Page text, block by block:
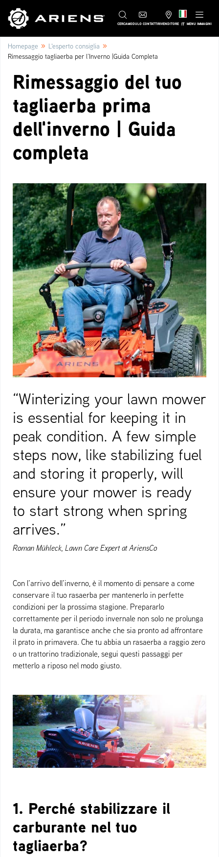
CERCAMODULO CONTATTIRIVENDITORE IT MENU IMMAGINI
Homepage » L'esperto consiglia »
Rimessaggio tagliaerba per l’Inverno |Guida Completa
Rimessaggio del tuo
tagliaerba prima
dell'inverno | Guida
completa
“Winterizing your lawn mower
is essential for keeping it in
peak condition. A few simple
steps now, like stabilizing fuel
and storing it properly, will
ensure your mower is ready
to start strong when spring
arrives.”
Roman Mühleck, Lawn Care Expert at AriensCo
Con l’arrivo dell’inverno, è il momento di pensare a come
conservare il tuo rasaerba per mantenerlo in perfette
condizioni per la prossima stagione. Prepararlo
correttamente per il periodo invernale non solo ne prolunga
la durata, ma garantisce anche che sia pronto ad affrontare
il prato in primavera. Che tu abbia un rasaerba a raggio zero
o un trattorino tradizionale, segui questi passaggi per
metterlo a riposo nel modo giusto.
1. Perché stabilizzare il
carburante nel tuo
tagliaerba?